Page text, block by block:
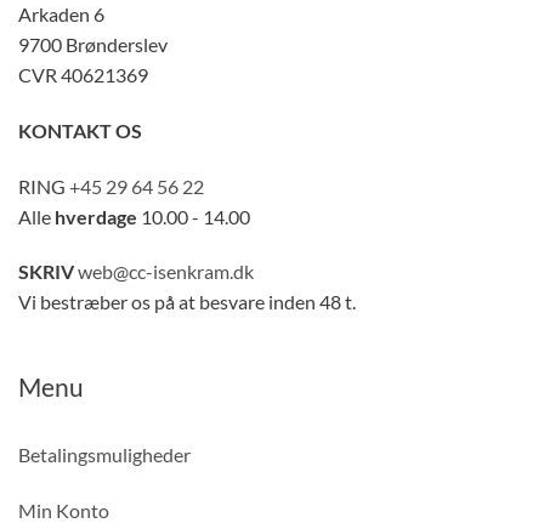
Arkaden 6
9700 Brønderslev
CVR 40621369
KONTAKT OS
RING +45 29 64 56 22
Alle hverdage 10.00 - 14.00
SKRIVweb@cc-isenkram.dk
Vi bestræber os på at besvare inden 48 t.
Menu
Betalingsmuligheder
Min Konto